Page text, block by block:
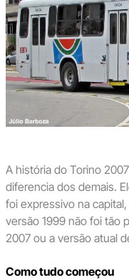
A história do Torino
diferencia dos demais.
foi expressivo na
versão 1999 não foi tão
2007 ou a versão atual
Como tudo começou